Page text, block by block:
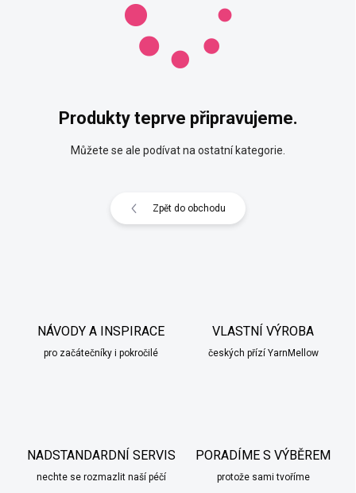
Produkty teprve připravujeme.
Můžete se ale podívat na ostatní kategorie.
Zpět do obchodu
NÁVODY A INSPIRACE
pro začátečníky i pokročilé
VLASTNÍ VÝROBA
českých přízí YarnMellow
NADSTANDARDNÍ SERVIS
nechte se rozmazlit naší péčí
PORADÍME S VÝBĚREM
protože sami tvoříme